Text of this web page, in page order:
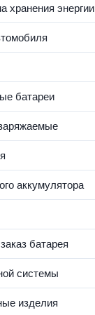
хранения энергии
батареи
аккумулятора
батарея
системы
изделия